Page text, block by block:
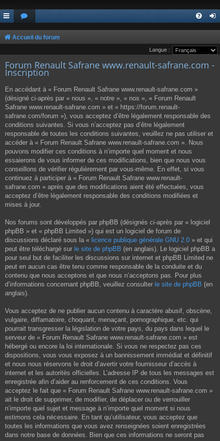
Accueil du forum
Langue :
Forum Renault Safrane www.renault-safrane.com -
Inscription
En accédant à « Forum Renault Safrane www.renault-safrane.com »
(désigné ci-après par « nous », « notre », « nos », « Forum Renault
Safrane www.renault-safrane.com » et « https://forum.renault-
safrane.com/forum »), vous acceptez d’être légalement responsable des
conditions suivantes. Si vous n’acceptez pas d’être légalement
responsable de toutes les conditions suivantes, veuillez ne pas utiliser et
accéder à « Forum Renault Safrane www.renault-safrane.com ». Nous
pouvons modifier ces conditions à n’importe quel moment et nous
essaierons de vous informer de ces modifications, bien que nous vous
conseillons de vérifier régulièrement par vous-même. En effet, si vous
continuez à participer à « Forum Renault Safrane www.renault-
safrane.com » après que des modifications aient été effectuées, vous
acceptez d’être légalement responsable des conditions modifiées et
mises à jour.
Nos forums sont développés par phpBB (désignés ci-après par « logiciel
phpBB » et « phpBB Limited ») qui est un logiciel de forum de
discussions déclaré sous la « licence publique générale GNU 2.0 » et qui
peut être téléchargé sur le site de phpBB (en anglais). Le logiciel phpBB a
pour seul but de faciliter les discussions sur internet et phpBB Limited ne
peut en aucun cas être tenu comme responsable de la conduite et du
contenu que nous acceptons et que nous n’acceptons pas. Pour plus
d’informations concernant phpBB, veuillez consulter le site de phpBB (en
anglais).
Vous acceptez de ne publier aucun contenu à caractère abusif, obscène,
vulgaire, diffamatoire, choquant, menaçant, pornographique, etc. qui
pourrait transgresser la législation de votre pays, du pays dans lequel le
serveur de « Forum Renault Safrane www.renault-safrane.com » est
hébergé ou encore la loi internationale. Si vous ne respectez pas ces
dispositions, vous vous exposez à un bannissement immédiat et définitif
et nous nous réservons le droit d’avertir votre fournisseur d’accès à
internet et les autorités officielles. L’adresse IP de tous les messages est
enregistrée afin d’aider au renforcement de ces conditions. Vous
acceptez le fait que « Forum Renault Safrane www.renault-safrane.com »
ait le droit de supprimer, de modifier, de déplacer ou de verrouiller
n’importe quel sujet et message à n’importe quel moment si nous
estimons cela nécessaire. En tant qu’utilisateur, vous acceptez que
toutes les informations que vous avez renseignées soient enregistrées
dans notre base de données. Bien que ces informations ne seront pas